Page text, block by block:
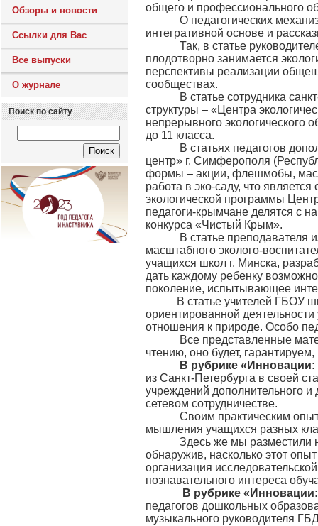
Обзоры и новости
Ссылки для Вас
Все выпуски
О журнале
Поиск по сайту
общего и профессионального
О педагогических
интегративной основе и
Так, в статье
плодотворно занимается
перспективы реализации
сообществах.
В статье сотрудника
структуры – «Центра
непрерывного экологического
до 11 класса.
В статьях педагогов
центр» г. Симферополя
формы – акции, флешмобы,
работа в эко-саду, что
экологической программы
педагоги-крымчане делятся с
конкурса «Чистый Крым».
В статье преподавателя из
масштабного эколого-
учащихся школ г. Минска,
дать каждому ребенку
поколение, испытывающее
В статье учителей ГБОУ
ориентированной
отношения к природе. Особо
Все представленные
чтению, оно будет,
В рубрике
из Санкт-Петербурга в своей
учреждений дополнительного
сетевом сотрудничестве.
Своим практическим
мышления учащихся разных
Здесь же мы разместили
обнаружив, насколько этот
организация
познавательного интереса
В рубрике
педагогов дошкольных
музыкального руководителя